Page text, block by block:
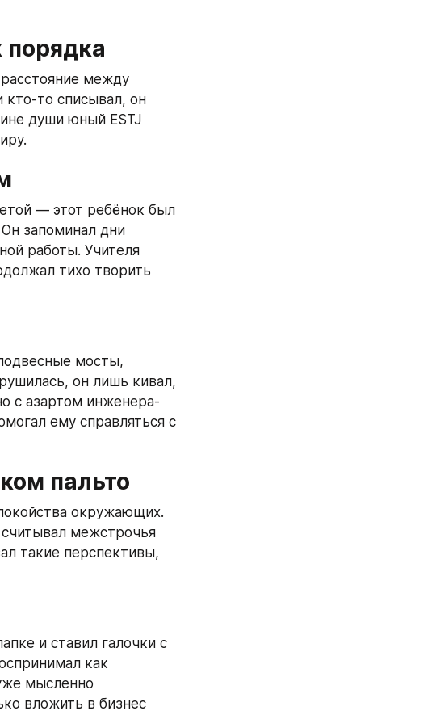
между
списывал, он
души юный ESTJ
— этот ребёнок был
запоминал дни
работы. Учителя
тихо творить
мосты,
он лишь кивал,
с азартом инженера-
ему справляться с
пальто
окружающих.
межстрочья
такие перспективы,
и ставил галочки с
как
мысленно
вложить в бизнес